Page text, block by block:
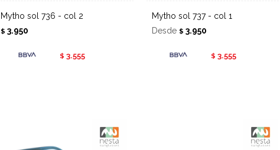
Mytho sol 736 - col 2
$ 3.950
$ 3.555
Mytho sol 737 - col 1
Desde $ 3.950
$ 3.555